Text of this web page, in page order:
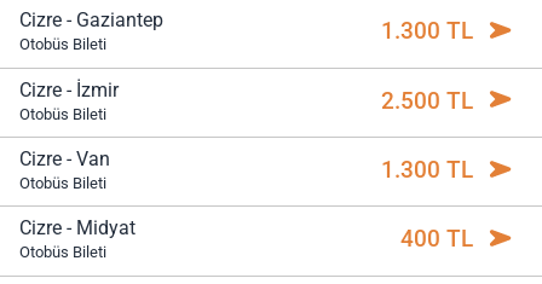
Cizre - Gaziantep
Otobüs Bileti 1.300 TL
Cizre - İzmir
Otobüs Bileti 2.500 TL
Cizre - Van
Otobüs Bileti 1.300 TL
Cizre - Midyat
Otobüs Bileti 400 TL